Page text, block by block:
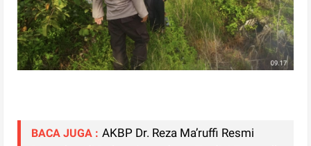
BACA JUGA : AKBP Dr. Reza Ma’ruffi Resmi